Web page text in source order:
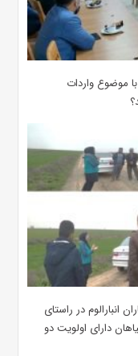
موضوع واردات
انبارالوم در راستای
دارای اولویت دو